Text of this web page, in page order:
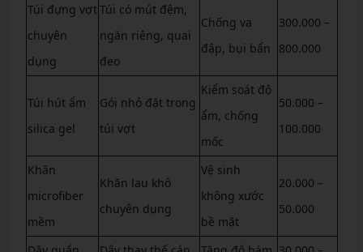
Túi đựng vợt
chuyên
dụng
Túi có mút đệm,
ngăn riêng, quai
đeo
Chống va
đập, bụi bẩn
300.000 –
800.000
Túi hút ẩm
silica gel
Gói nhỏ đặt trong
túi vợt
Kiểm soát độ
ẩm, chống
mốc
50.000 –
100.000
Khăn
microfiber
mềm
Khăn lau khô
chuyên dụng
Vệ sinh
không xước
bề mặt
20.000 –
50.000